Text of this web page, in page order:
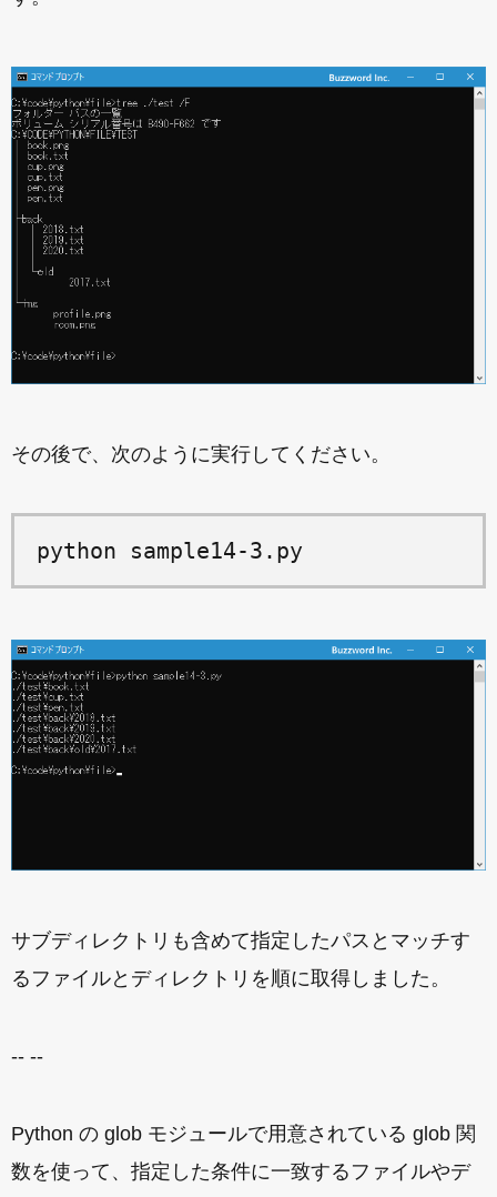
その後で、次のように実行してください。
python sample14-3.py
サブディレクトリも含めて指定したパスとマッチす
るファイルとディレクトリを順に取得しました。
-- --
Python の glob モジュールで用意されている glob 関
数を使って、指定した条件に一致するファイルやデ